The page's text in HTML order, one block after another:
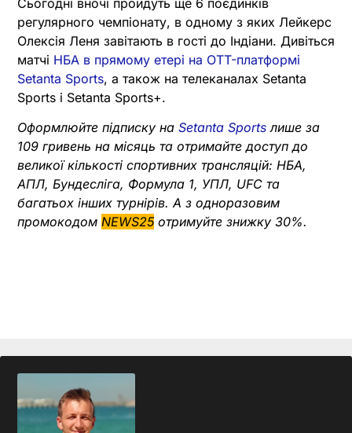
регулярного чемпіонату, в одному з яких Лейкерс
Олексія Леня завітають в гості до Індіани. Дивіться
матчі НБА в прямому етері на OTT-платформі
Setanta Sports, а також на телеканалах Setanta
Sports і Setanta Sports+.
Оформлюйте підписку на Setanta Sports лише за
109 гривень на місяць та отримайте доступ до
великої кількості спортивних трансляцій: НБА,
АПЛ, Бундесліга, Формула 1, УПЛ, UFC та
багатьох інших турнірів. А з одноразовим
промокодом NEWS25отримуйте знижку 30%.